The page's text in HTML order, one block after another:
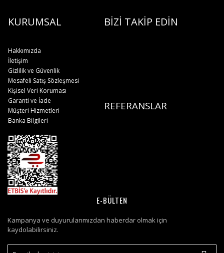
KURUMSAL BİZİ TAKİP EDİN
Hakkımızda
İletişim
Gizlilik ve Güvenlik
Mesafeli Satış Sözleşmesi
Kişisel Veri Koruması
REFERANSLAR
Garanti ve İade
Müşteri Hizmetleri
Banka Bilgileri
E-BÜLTEN
Kampanya ve duyurularımızdan haberdar olmak için
kaydolabilirsiniz.